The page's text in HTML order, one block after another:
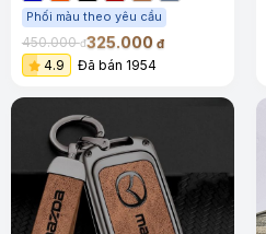
Phối màu theo yêu cầu
450.000đ325.000 đ
4.9 Đã bán 1954